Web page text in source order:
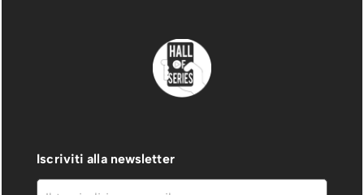
Iscriviti alla newsletter